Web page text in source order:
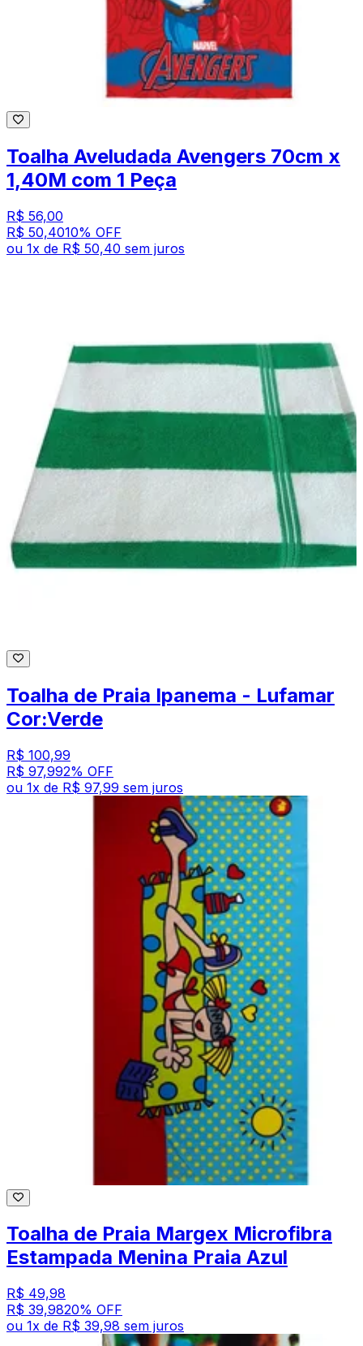
Toalha Aveludada Avengers 70cm x
1,40M com 1 Peça
R$ 56,00
R$ 50,4010% OFF
ou 1x de R$ 50,40 sem juros
Toalha de Praia Ipanema - Lufamar
Cor:Verde
R$ 100,99
R$ 97,992% OFF
ou 1x de R$ 97,99 sem juros
Toalha de Praia Margex Microfibra
Estampada Menina Praia Azul
R$ 49,98
R$ 39,9820% OFF
ou 1x de R$ 39,98 sem juros